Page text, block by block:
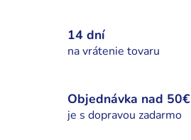
d
i
e
14 dní
na vrátenie tovaru
Objednávka nad 50€
je s dopravou zadarmo